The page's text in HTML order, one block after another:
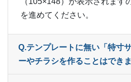
を進めてください。
Q.テンプレートに無い「特寸
ーやチラシを作ることはでき